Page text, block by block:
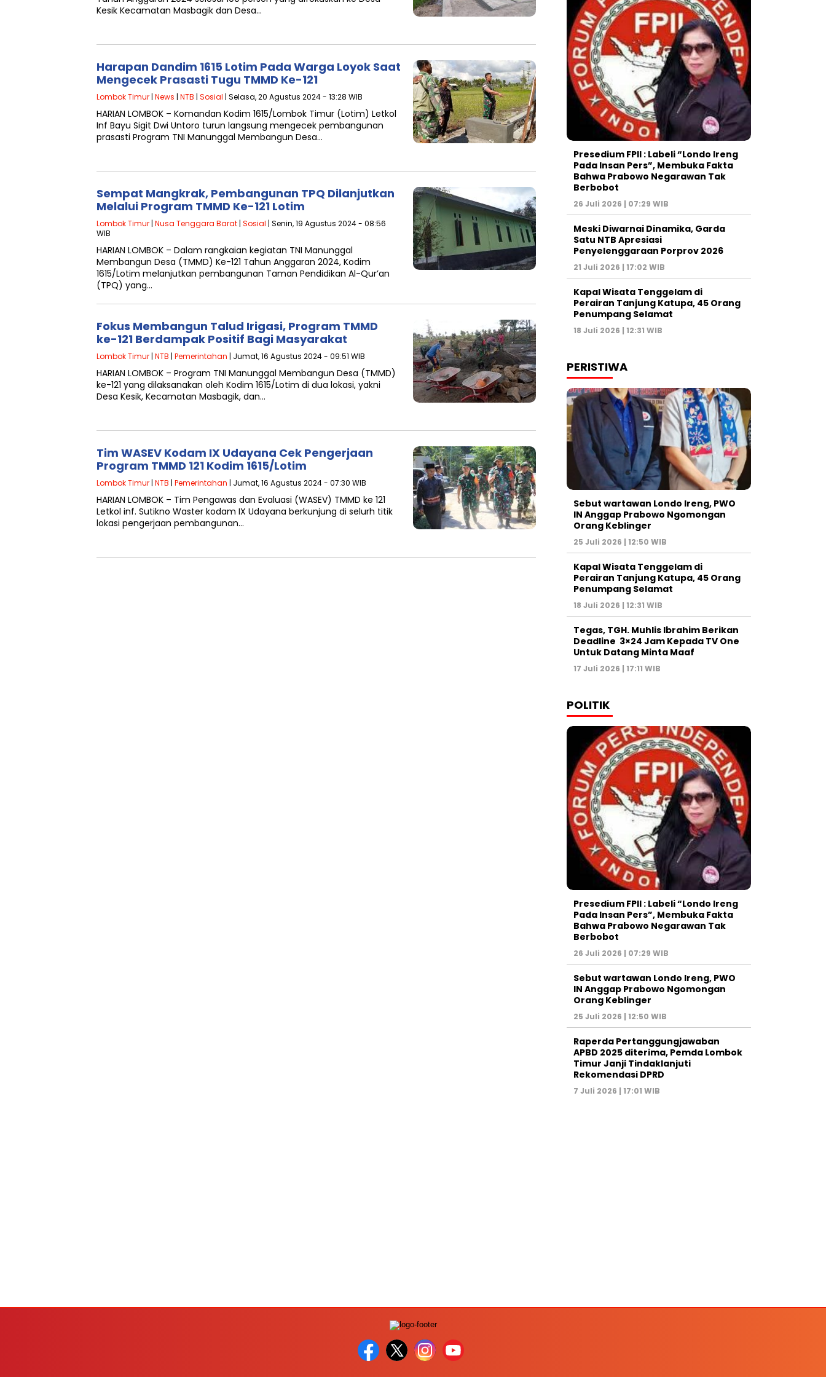
Kesik Kecamatan Masbagik dan Desa…
Harapan Dandim 1615 Lotim Pada Warga Loyok Saat
Mengecek Prasasti Tugu TMMD Ke-121
Lombok Timur | News | NTB | Sosial | Selasa, 20 Agustus 2024 - 13:28 WIB
HARIAN LOMBOK – Komandan Kodim 1615/Lombok Timur (Lotim) Letkol
Inf Bayu Sigit Dwi Untoro turun langsung mengecek pembangunan
prasasti Program TNI Manunggal Membangun Desa…
Sempat Mangkrak, Pembangunan TPQ Dilanjutkan
Melalui Program TMMD Ke-121 Lotim
Lombok Timur | Nusa Tenggara Barat | Sosial | Senin, 19 Agustus 2024 - 08:56
WIB
HARIAN LOMBOK – Dalam rangkaian kegiatan TNI Manunggal
Membangun Desa (TMMD) Ke-121 Tahun Anggaran 2024, Kodim
1615/Lotim melanjutkan pembangunan Taman Pendidikan Al-Qur’an
(TPQ) yang…
Fokus Membangun Talud Irigasi, Program TMMD
ke-121 Berdampak Positif Bagi Masyarakat
Lombok Timur | NTB | Pemerintahan | Jumat, 16 Agustus 2024 - 09:51 WIB
HARIAN LOMBOK – Program TNI Manunggal Membangun Desa (TMMD)
ke-121 yang dilaksanakan oleh Kodim 1615/Lotim di dua lokasi, yakni
Desa Kesik, Kecamatan Masbagik, dan…
Tim WASEV Kodam IX Udayana Cek Pengerjaan
Program TMMD 121 Kodim 1615/Lotim
Lombok Timur | NTB | Pemerintahan | Jumat, 16 Agustus 2024 - 07:30 WIB
HARIAN LOMBOK – Tim Pengawas dan Evaluasi (WASEV) TMMD ke 121
Letkol inf. Sutikno Waster kodam IX Udayana berkunjung di selurh titik
lokasi pengerjaan pembangunan…
Presedium FPII : Labeli “Londo Ireng
Pada Insan Pers”, Membuka Fakta
Bahwa Prabowo Negarawan Tak
Berbobot
26 Juli 2026 | 07:29 WIB
Meski Diwarnai Dinamika, Garda
Satu NTB Apresiasi
Penyelenggaraan Porprov 2026 ‎
21 Juli 2026 | 17:02 WIB
Kapal Wisata Tenggelam di
Perairan Tanjung Katupa, 45 Orang
Penumpang Selamat
18 Juli 2026 | 12:31 WIB
PERISTIWA
Sebut wartawan Londo Ireng, PWO
IN Anggap Prabowo Ngomongan
Orang Keblinger
25 Juli 2026 | 12:50 WIB
Kapal Wisata Tenggelam di
Perairan Tanjung Katupa, 45 Orang
Penumpang Selamat
18 Juli 2026 | 12:31 WIB
Tegas, TGH. Muhlis Ibrahim Berikan
Deadline 3×24 Jam Kepada TV One
Untuk Datang Minta Maaf
17 Juli 2026 | 17:11 WIB
POLITIK
Presedium FPII : Labeli “Londo Ireng
Pada Insan Pers”, Membuka Fakta
Bahwa Prabowo Negarawan Tak
Berbobot
26 Juli 2026 | 07:29 WIB
Sebut wartawan Londo Ireng, PWO
IN Anggap Prabowo Ngomongan
Orang Keblinger
25 Juli 2026 | 12:50 WIB
Raperda Pertanggungjawaban
APBD 2025 diterima, Pemda Lombok
Timur Janji Tindaklanjuti
Rekomendasi DPRD
7 Juli 2026 | 17:01 WIB